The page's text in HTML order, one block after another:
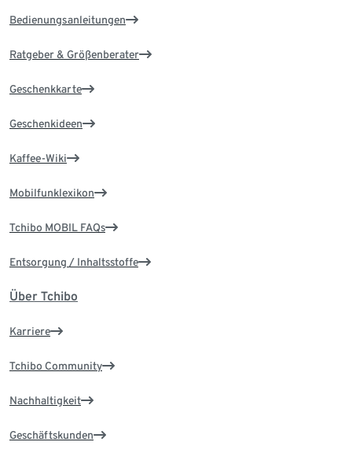
Bedienungsanleitungen
Ratgeber & Größenberater
Geschenkkarte
Geschenkideen
Kaffee-Wiki
Mobilfunklexikon
Tchibo MOBIL FAQs
Entsorgung / Inhaltsstoffe
Über Tchibo
Karriere
Tchibo Community
Nachhaltigkeit
Geschäftskunden